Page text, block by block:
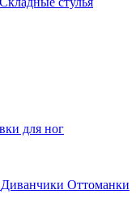
для ног
Диванчики Оттоманки